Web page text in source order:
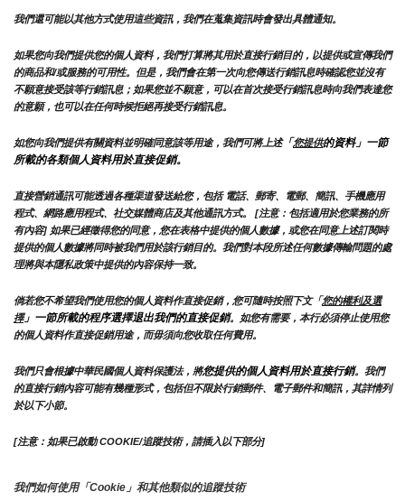
我們還可能以其他方式使用這些資訊，我們在蒐集資訊時會發出具體通知。
如果您向我們提供您的個人資料，我們打算將其用於直接行銷目的，以提供或宣傳我們
的商品和/或服務的可用性。但是，我們會在第一次向您傳送行銷訊息時確認您並沒有
不願意接受該等行銷訊息；如果您並不願意，可以在首次接受行銷訊息時向我們表達您
的意願，也可以在任何時候拒絕再接受行銷訊息。
如您向我們提供有關資料並明確同意該等用途，我們可將上述「您提供的資料」一節
所載的各類個人資料用於直接促銷。
直接營銷通訊可能透過各種渠道發送給您，包括 電話、郵寄、電郵、簡訊、手機應用
程式、網路應用程式、社交媒體商店及其他通訊方式。 [注意：包括適用於您業務的所
有內容] 如果已經徵得您的同意，您在表格中提供的個人數據，或您在同意上述訂閱時
提供的個人數據將同時被我們用於該行銷目的。我們對本段所述任何數據傳輸問題的處
理將與本隱私政策中提供的內容保持一致。
倘若您不希望我們使用您的個人資料作直接促銷，您可隨時按照下文「您的權利及選
擇」一節所載的程序選擇退出我們的直接促銷。如您有需要，本行必須停止使用您
的個人資料作直接促銷用途，而毋須向您收取任何費用。
我們只會根據中華民國個人資料保護法，將您提供的個人資料用於直接行銷。我們
的直接行銷內容可能有幾種形式，包括但不限於行銷郵件、電子郵件和簡訊，其詳情列
於以下小節。
[注意：如果已啟動 COOKIE/追蹤技術，請插入以下部分]
我們如何使用「Cookie」和其他類似的追蹤技術